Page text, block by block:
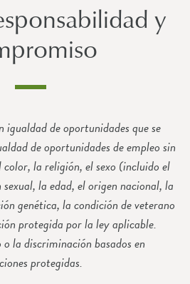
y
de oportunidades que se
de oportunidades de empleo sin
la religión, el sexo (incluido el
la edad, el origen nacional, la
genética, la condición de veterano
protegida por la ley aplicable.
la discriminación basados en
protegidas.